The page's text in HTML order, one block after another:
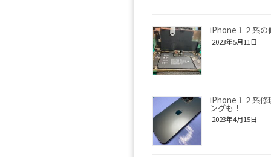
iPhone１２系の
2023年5月11日
iPhone１２系修
ングも！
2023年4月15日